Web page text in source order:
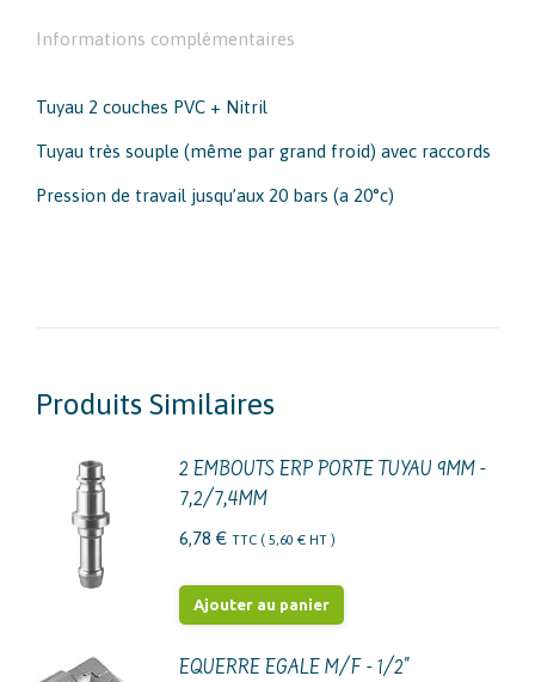
Informations complémentaires
Tuyau 2 couches PVC + Nitril
Tuyau très souple (même par grand froid) avec raccords
Pression de travail jusqu’aux 20 bars (a 20°c)
Produits Similaires
2 EMBOUTS ERP PORTE TUYAU 9MM -
7,2/7,4MM
6,78 € TTC ( 5,60 € HT )
Ajouter au panier
EQUERRE EGALE M/F - 1/2"